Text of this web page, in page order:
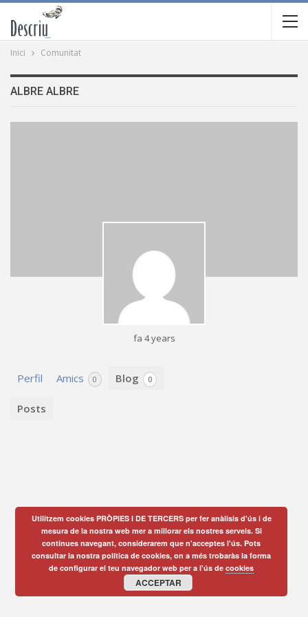
Inici Comunitat
ALBRE ALBRE
fa 4 years
Perfil Amics 0 Blog 0
Posts
Utilitzem cookies PRÒPIES I DE TERCERS per fer anàlisis d'ús i de
mesura de la nostra web mer a millorar els nostres serveis. Si
continues navegant, considerarem que n'acceptes l'ús. Pots
consultar la nostra política de cookies, on a més trobaràs la forma
de configurar el teu navegador web per a l'ús decookies
ACCEPTAR